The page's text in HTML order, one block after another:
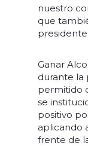
nuestro
que
presidente
Ganar
durante la
permitido
se
positivo
aplicando
frente de